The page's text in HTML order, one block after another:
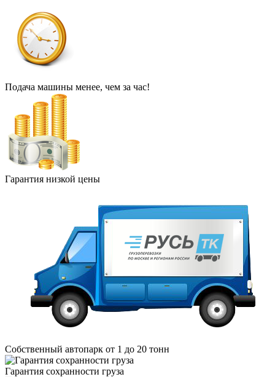
Подача машины менее, чем за час!
Гарантия низкой цены
Собственный автопарк от 1 до 20 тонн
Гарантия сохранности груза